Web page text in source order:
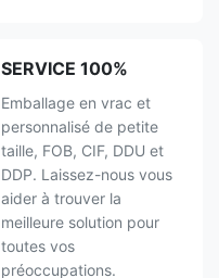
SERVICE 100%
Emballage en vrac et
personnalisé de petite
taille, FOB, CIF, DDU et
DDP. Laissez-nous vous
aider à trouver la
meilleure solution pour
toutes vos
préoccupations.